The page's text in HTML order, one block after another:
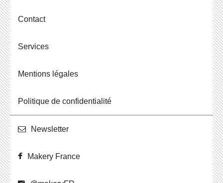
Contact
Ser­vices
Men­tions légales
Po­li­tique de confidentialité
News­let­ter
Makery France